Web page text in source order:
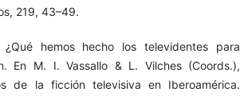
219, 43–49.
hemos hecho los televidentes para
En M. I. Vassallo & L. Vilches (Coords.),
de la ficción televisiva en Iberoamérica.